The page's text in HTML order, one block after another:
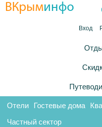
ВКрыминфо
Вход
Отели Гостевые дома
Частный сектор